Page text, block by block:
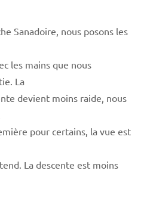
Sanadoire, nous posons les
les mains que nous
La
devient moins raide, nous
pour certains, la vue est
La descente est moins